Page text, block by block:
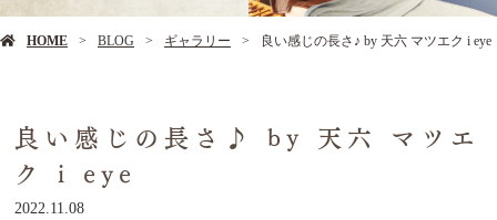
HOME BLOG ギャラリー 良い感じの長さ♪ by 天六 マツエク i eye
良い感じの長さ♪ by 天六 マツエ
ク i eye
2022.11.08